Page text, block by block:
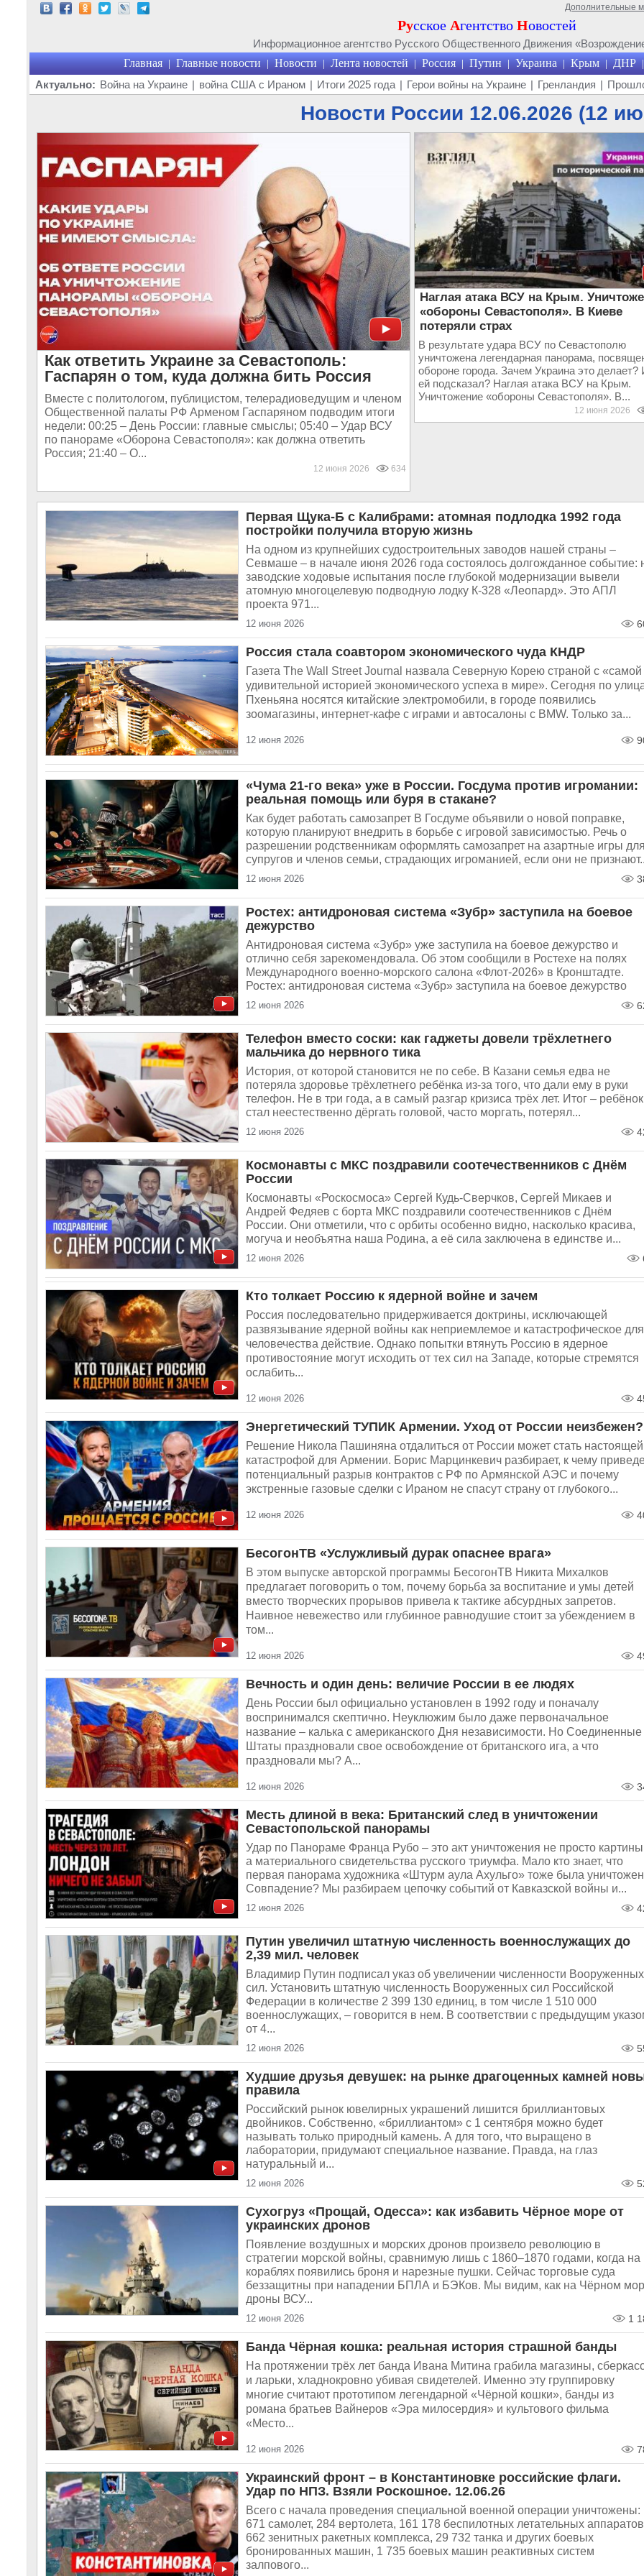
Дополнительные
Русское Агентство Новостей
Информационное агентство Русского Общественного Движения
Главная | Главные новости | Новости | Лента новостей | Россия | Путин | Украина | Крым | ДНР |
Актуально: Война на Украине | война США с Ираном | Итоги 2025 года | Герои войны на Украине | Гренландия |
Новости России 12.06.2026 (12
Как ответить Украине за Севастополь:
Гаспарян о том, куда должна бить Россия
Вместе с политологом, публицистом, телерадиоведущим и членом
Общественной палаты РФ Арменом Гаспаряном подводим итоги
недели: 00:25 – День России: главные смыслы; 05:40 – Удар ВСУ
по панораме «Оборона Севастополя»: как должна ответить
Россия; 21:40 – О...
12 июня 2026 634
Наглая атака ВСУ на Крым.
«обороны Севастополя». В Киеве
потеряли страх
В результате удара ВСУ по Севастополю
уничтожена легендарная панорама,
обороне города. Зачем Украина это делает?
ей подсказал? Наглая атака ВСУ на Крым.
Уничтожение «обороны Севастополя». В...
12 июня 2026
Первая Щука-Б с Калибрами: атомная подлодка 1992 года
постройки получила вторую жизнь
На одном из крупнейших судостроительных заводов нашей страны –
Севмаше – в начале июня 2026 года состоялось долгожданное событие:
заводские ходовые испытания после глубокой модернизации вывели
атомную многоцелевую подводную лодку К-328 «Леопард». Это АПЛ
проекта 971...
12 июня 2026
Россия стала соавтором экономического чуда КНДР
Газета The Wall Street Journal назвала Северную Корею страной с «самой
удивительной историей экономического успеха в мире». Сегодня по
Пхеньяна носятся китайские электромобили, в городе появились
зоомагазины, интернет-кафе с играми и автосалоны с BMW. Только за...
12 июня 2026
«Чума 21-го века» уже в России. Госдума против игромании:
реальная помощь или буря в стакане?
Как будет работать самозапрет В Госдуме объявили о новой поправке,
которую планируют внедрить в борьбе с игровой зависимостью. Речь о
разрешении родственникам оформлять самозапрет на азартные игры
супругов и членов семьи, страдающих игроманией, если они не
12 июня 2026
Ростех: антидроновая система «Зубр» заступила на боевое
дежурство
Антидроновая система «Зубр» уже заступила на боевое дежурство и
отлично себя зарекомендовала. Об этом сообщили в Ростехе на полях
Международного военно-морского салона «Флот-2026» в Кронштадте.
Ростех: антидроновая система «Зубр» заступила на боевое дежурство
12 июня 2026
Телефон вместо соски: как гаджеты довели трёхлетнего
мальчика до нервного тика
История, от которой становится не по себе. В Казани семья едва не
потеряла здоровье трёхлетнего ребёнка из-за того, что дали ему в руки
телефон. Не в три года, а в самый разгар кризиса трёх лет. Итог – ребёнок
стал неестественно дёргать головой, часто моргать, потерял...
12 июня 2026
Космонавты с МКС поздравили соотечественников с Днём
России
Космонавты «Роскосмоса» Сергей Кудь-Сверчков, Сергей Микаев и
Андрей Федяев с борта МКС поздравили соотечественников с Днём
России. Они отметили, что с орбиты особенно видно, насколько красива,
могуча и необъятна наша Родина, а её сила заключена в единстве и...
12 июня 2026
Кто толкает Россию к ядерной войне и зачем
Россия последовательно придерживается доктрины, исключающей
развязывание ядерной войны как неприемлемое и катастрофическое для
человечества действие. Однако попытки втянуть Россию в ядерное
противостояние могут исходить от тех сил на Западе, которые стремятся
ослабить...
12 июня 2026
Энергетический ТУПИК Армении. Уход от России неизбежен?
Решение Никола Пашиняна отдалиться от России может стать настоящей
катастрофой для Армении. Борис Марцинкевич разбирает, к чему
потенциальный разрыв контрактов с РФ по Армянской АЭС и почему
экстренные газовые сделки с Ираном не спасут страну от глубокого...
12 июня 2026
БесогонТВ «Услужливый дурак опаснее врага»
В этом выпуске авторской программы БесогонТВ Никита Михалков
предлагает поговорить о том, почему борьба за воспитание и умы детей
вместо творческих прорывов привела к тактике абсурдных запретов.
Наивное невежество или глубинное равнодушие стоит за убеждением в
том...
12 июня 2026
Вечность и один день: величие России в ее людях
День России был официально установлен в 1992 году и поначалу
воспринимался скептично. Неуклюжим было даже первоначальное
название – калька с американского Дня независимости. Но Соединенные
Штаты праздновали свое освобождение от британского ига, а что
праздновали мы? А...
12 июня 2026
Месть длиной в века: Британский след в уничтожении
Севастопольской панорамы
Удар по Панораме Франца Рубо – это акт уничтожения не просто
а материального свидетельства русского триумфа. Мало кто знает, что
первая панорама художника «Штурм аула Ахульго» тоже была
Совпадение? Мы разбираем цепочку событий от Кавказской войны и...
12 июня 2026
Путин увеличил штатную численность военнослужащих до
2,39 мил. человек
Владимир Путин подписал указ об увеличении численности Вооруженных
сил. Установить штатную численность Вооруженных сил Российской
Федерации в количестве 2 399 130 единиц, в том числе 1 510 000
военнослужащих, – говорится в нем. В соответствии с предыдущим
от 4...
12 июня 2026
Худшие друзья девушек: на рынке драгоценных камней
правила
Российский рынок ювелирных украшений лишится бриллиантовых
двойников. Собственно, «бриллиантом» с 1 сентября можно будет
называть только природный камень. А для того, что выращено в
лаборатории, придумают специальное название. Правда, на глаз
натуральный и...
12 июня 2026
Сухогруз «Прощай, Одесса»: как избавить Чёрное море от
украинских дронов
Появление воздушных и морских дронов произвело революцию в
стратегии морской войны, сравнимую лишь с 1860–1870 годами, когда на
кораблях появились броня и нарезные пушки. Сейчас торговые суда
беззащитны при нападении БПЛА и БЭКов. Мы видим, как на Чёрном
дроны ВСУ...
12 июня 2026 1
Банда Чёрная кошка: реальная история страшной банды
На протяжении трёх лет банда Ивана Митина грабила магазины,
и ларьки, хладнокровно убивая свидетелей. Именно эту группировку
многие считают прототипом легендарной «Чёрной кошки», банды из
романа братьев Вайнеров «Эра милосердия» и культового фильма
«Место...
12 июня 2026
Украинский фронт – в Константиновке российские флаги.
Удар по НПЗ. Взяли Роскошное. 12.06.26
Всего с начала проведения специальной военной операции уничтожены:
671 самолет, 284 вертолета, 161 178 беспилотных летательных
662 зенитных ракетных комплекса, 29 732 танка и других боевых
бронированных машин, 1 735 боевых машин реактивных систем
залпового...